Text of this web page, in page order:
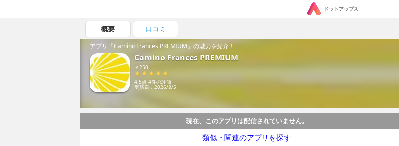
ドットアップス
概要 口コミ
アプリ「Camino Frances PREMIUM」の魅力を紹介！
Camino Frances PREMIUM
￥250
4.5点 4件の評価
更新日：2026/8/5
現在、このアプリは配信されていません。
類似・関連のアプリを探す